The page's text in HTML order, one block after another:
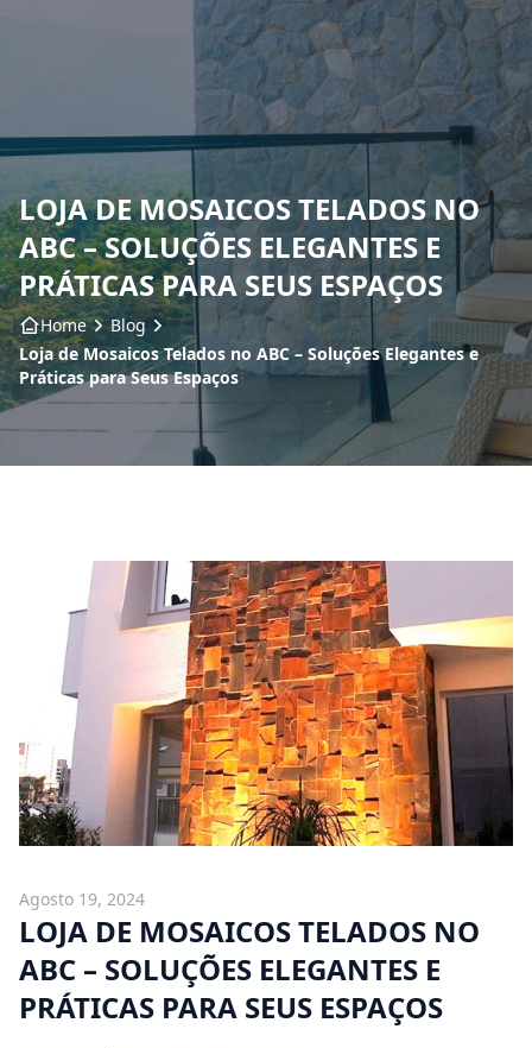
Home
Sobre nós
Produtos
Insumos
Serviços
Blog
LOJA DE MOSAICOS TELADOS NO
ABC – SOLUÇÕES ELEGANTES E
PRÁTICAS PARA SEUS ESPAÇOS
Home
Blog
Loja de Mosaicos Telados no ABC – Soluções Elegantes e
Práticas para Seus Espaços
Agosto 19, 2024
LOJA DE MOSAICOS TELADOS NO
ABC – SOLUÇÕES ELEGANTES E
PRÁTICAS PARA SEUS ESPAÇOS